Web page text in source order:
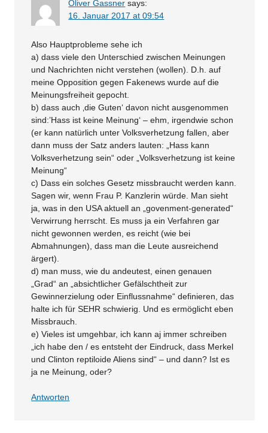
Oliver Gassner says:
16. Januar 2017 at 09:54
Also Hauptprobleme sehe ich
a) dass viele den Unterschied zwischen Meinungen
und Nachrichten nicht verstehen (wollen). D.h. auf
meine Opposition gegen Fakenews wurde auf die
Meinungsfreiheit gepocht.
b) dass auch ‚die Guten‘ davon nicht ausgenommen
sind:’Hass ist keine Meinung‘ – ehm, irgendwie schon
(er kann natürlich unter Volksverhetzung fallen, aber
dann muss der Satz anders lauten: „Hass kann
Volksverhetzung sein“ oder „Volksverhetzung ist keine
Meinung“
c) Dass ein solches Gesetz missbraucht werden kann.
Sagen wir, wenn Frau P. Kanzlerin würde. Man sieht
ja, was in den USA aktuell an „govenment-generated“
Verwirrung herrscht. Es muss ja ein Verfahren gar
nicht gewonnen werden, es reicht (wie bei
Abmahnungen), dass man die Leute ausreichend
ärgert).
d) man muss, wie du andeutest, einen genauen
„Grad“ an „absichtlicher Gefälschtheit zur
Gewinnerzielung oder Einflussnahme“ definieren, das
halte ich für SEHR schwierig. Und es ermöglicht eben
Missbrauch.
e) Vieles ist umgehbar, ich kann aj immer schreiben
„ich habe den / es entsteht der Eindruck, dass Merkel
und Clinton reptiloide Aliens sind“ – und dann? Ist es
ja ne Meinung, oder?
Antworten